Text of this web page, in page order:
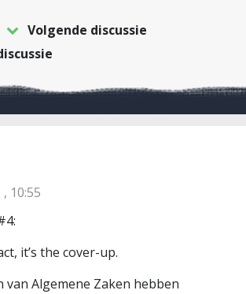
Volgende discussie
10:55
it’s the cover-up.
van Algemene Zaken hebben